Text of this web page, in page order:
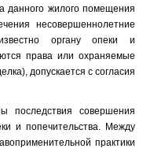
данного жилого помещения
несовершеннолетние
органу опеки и
права или охраняемые
допускается с согласия
последствия совершения
и попечительства. Между
практики